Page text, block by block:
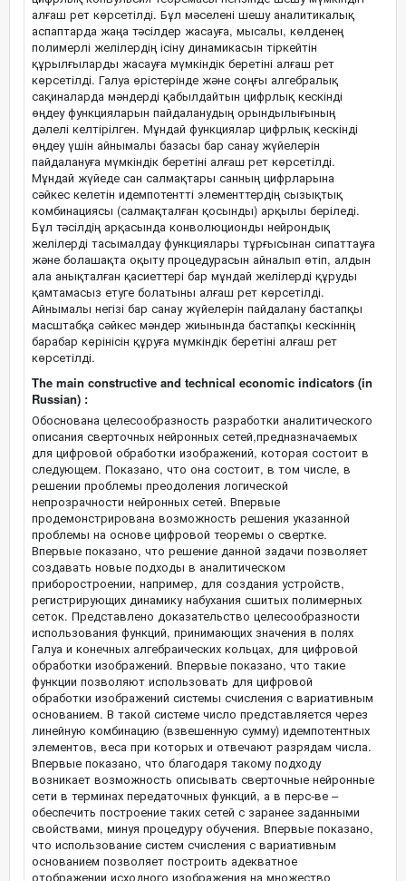
алғаш рет көрсетілді. Бұл мәселені шешу аналитикалық
аспаптарда жаңа тәсілдер жасауға, мысалы, көлденең
полимерлі желілердің ісіну динамикасын тіркейтін
құрылғыларды жасауға мүмкіндік беретіні алғаш рет
көрсетілді. Галуа өрістерінде және соңғы алгебралық
сақиналарда мәндерді қабылдайтын цифрлық кескінді
өңдеу функцияларын пайдаланудың орындылығының
дәлелі келтірілген. Мұндай функциялар цифрлық кескінді
өңдеу үшін айнымалы базасы бар санау жүйелерін
пайдалануға мүмкіндік беретіні алғаш рет көрсетілді.
Мұндай жүйеде сан салмақтары санның цифрларына
сәйкес келетін идемпотентті элементтердің сызықтық
комбинациясы (салмақталған қосынды) арқылы беріледі.
Бұл тәсілдің арқасында конволюционды нейрондық
желілерді тасымалдау функциялары тұрғысынан сипаттауға
және болашақта оқыту процедурасын айналып өтіп, алдын
ала анықталған қасиеттері бар мұндай желілерді құруды
қамтамасыз етуге болатыны алғаш рет көрсетілді.
Айнымалы негізі бар санау жүйелерін пайдалану бастапқы
масштабқа сәйкес мәндер жиынында бастапқы кескіннің
барабар көрінісін құруға мүмкіндік беретіні алғаш рет
көрсетілді.
The main constructive and technical economic indicators (in
Russian) :
Обоснована целесообразность разработки аналитического
описания сверточных нейронных сетей,предназначаемых
для цифровой обработки изображений, которая состоит в
следующем. Показано, что она состоит, в том числе, в
решении проблемы преодоления логической
непрозрачности нейронных сетей. Впервые
продемонстрирована возможность решения указанной
проблемы на основе цифровой теоремы о свертке.
Впервые показано, что решение данной задачи позволяет
создавать новые подходы в аналитическом
приборостроении, например, для создания устройств,
регистрирующих динамику набухания сшитых полимерных
сеток. Представлено доказательство целесообразности
использования функций, принимающих значения в полях
Галуа и конечных алгебраических кольцах, для цифровой
обработки изображений. Впервые показано, что такие
функции позволяют использовать для цифровой
обработки изображений системы счисления с вариативным
основанием. В такой системе число представляется через
линейную комбинацию (взвешенную сумму) идемпотентных
элементов, веса при которых и отвечают разрядам числа.
Впервые показано, что благодаря такому подходу
возникает возможность описывать сверточные нейронные
сети в терминах передаточных функций, а в перс-ве –
обеспечить построение таких сетей с заранее заданными
свойствами, минуя процедуру обучения. Впервые показано,
что использование систем счисления с вариативным
основанием позволяет построить адекватное
отображении исходного изображения на множество